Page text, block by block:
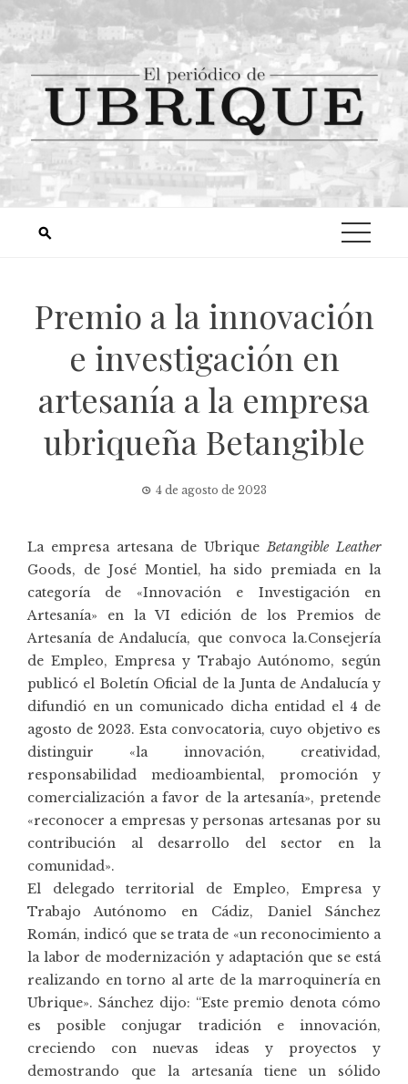
Premio a la innovación
e investigación en
artesanía a la empresa
ubriqueña Betangible
4 de agosto de 2023
La empresa artesana de UbriqueBetangible Leather
Goods, de José Montiel, ha sido premiada en la
categoría de «Innovación e Investigación en
Artesanía» en la VI edición de los Premios de
Artesanía de Andalucía, que convoca la.Consejería
de Empleo, Empresa y Trabajo Autónomo, según
publicó el Boletín Oficial de la Junta de Andalucía y
difundió en un comunicado dicha entidad el 4 de
agosto de 2023. Esta convocatoria, cuyo objetivo es
distinguir «la innovación, creatividad,
responsabilidad medioambiental, promoción y
comercialización a favor de la artesanía», pretende
«reconocer a empresas y personas artesanas por su
contribución al desarrollo del sector en la
comunidad».
El delegado territorial de Empleo, Empresa y
Trabajo Autónomo en Cádiz, Daniel Sánchez
Román, indicó que se trata de «un reconocimiento a
la labor de modernización y adaptación que se está
realizando en torno al arte de la marroquinería en
Ubrique». Sánchez dijo: “Este premio denota cómo
es posible conjugar tradición e innovación,
creciendo con nuevas ideas y proyectos y
demostrando que la artesanía tiene un sólido